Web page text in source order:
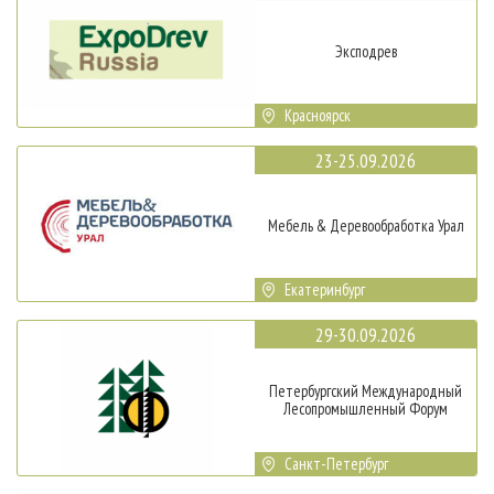
Эксподрев
Красноярск
23-25.09.2026
Мебель & Деревообработка Урал
Екатеринбург
29-30.09.2026
Петербургский Международный
Лесопромышленный Форум
Санкт-Петербург